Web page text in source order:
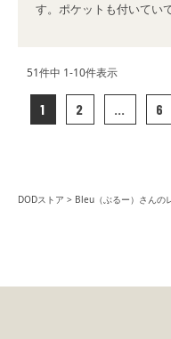
す。ポケットも付いてい
51件中 1-10件表示
1 2 … 6
DODストア Bleu（ぶるー）さんの